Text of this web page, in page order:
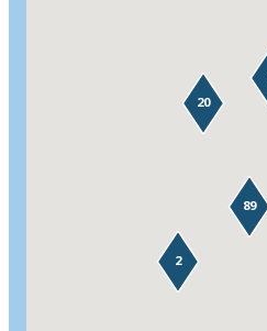
89
20
2